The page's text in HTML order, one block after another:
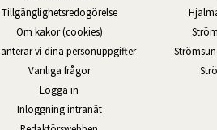
Tillgänglig­hets­redo­görelse
Om kakor (cookies)
vi dina personuppgifter
Vanliga frågor
Logga in
Inloggning intranätÖppnas i nytt fönster.